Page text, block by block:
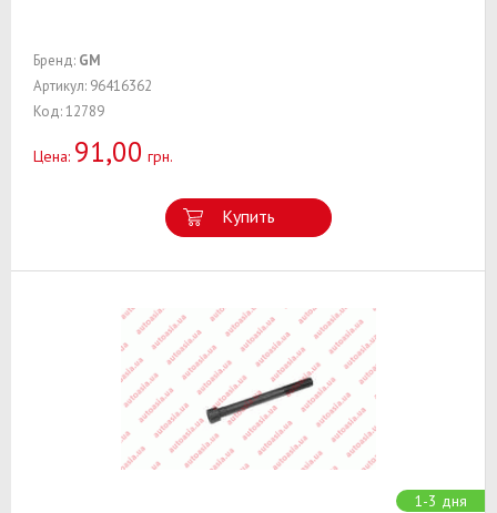
Бренд: GM
Артикул: 96416362
Код: 12789
Цена: 91,00 грн.
Купить
1-3 дня